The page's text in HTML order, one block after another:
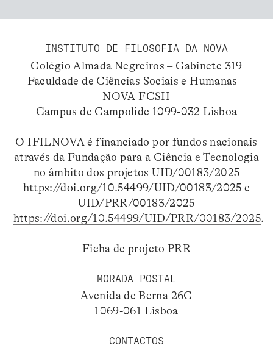
INSTITUTO DE FILOSOFIA DA NOVA
Colégio Almada Negreiros – Gabinete 319
Faculdade de Ciências Sociais e Humanas –
NOVA FCSH
Campus de Campolide 1099-032 Lisboa
O IFILNOVA é financiado por fundos nacionais
através da Fundação para a Ciência e Tecnologia
no âmbito dos projetos UID/00183/2025
https://doi.org/10.54499/UID/00183/2025 e
UID/PRR/00183/2025
https://doi.org/10.54499/UID/PRR/00183/2025.
Ficha de projeto PRR
MORADA POSTAL
Avenida de Berna 26C
1069-061 Lisboa
CONTACTOS